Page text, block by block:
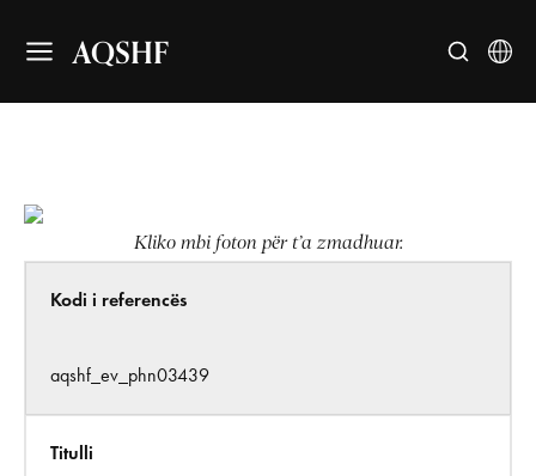
AQSHF
Kliko mbi foton për t’a zmadhuar.
Kodi i referencës
aqshf_ev_phn03439
Titulli